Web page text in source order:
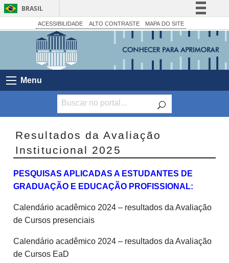
BRASIL
Simplifique!
Comunica BR
Acesso à informação
Canais
ACESSIBILIDADE ALTO CONTRASTE MAPA DO SITE
Menu
Resultados da Avaliação
Institucional 2025
PESQUISAS APLICADAS A ESTUDANTES DE
GRADUAÇÃO E EDUCAÇÃO PROFISSIONAL:
Calendário acadêmico 2024 – resultados da Avaliação
de Cursos presenciais
Calendário acadêmico 2024 – resultados da Avaliação
de Cursos EaD